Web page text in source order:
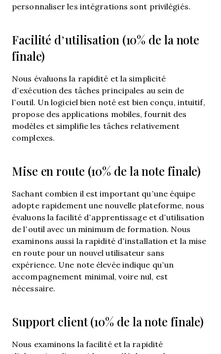
personnaliser les intégrations sont privilégiés.
Facilité d’utilisation (10% de la note
finale)
Nous évaluons la rapidité et la simplicité
d’exécution des tâches principales au sein de
l’outil. Un logiciel bien noté est bien conçu, intuitif,
propose des applications mobiles, fournit des
modèles et simplifie les tâches relativement
complexes.
Mise en route (10% de la note finale)
Sachant combien il est important qu’une équipe
adopte rapidement une nouvelle plateforme, nous
évaluons la facilité d’apprentissage et d’utilisation
de l’outil avec un minimum de formation. Nous
examinons aussi la rapidité d’installation et la mise
en route pour un nouvel utilisateur sans
expérience. Une note élevée indique qu’un
accompagnement minimal, voire nul, est
nécessaire.
Support client (10% de la note finale)
Nous examinons la facilité et la rapidité